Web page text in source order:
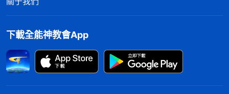
下載全能神教會App